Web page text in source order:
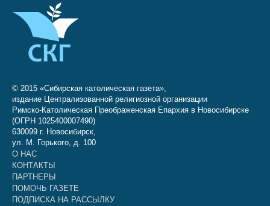
© 2015 «Сибирская католическая газета»,
издание Централизованной религиозной организации
Римско-Католическая Преображенская Епархия в Новосибирске
(ОГРН 1025400007490)
630099 г. Новосибирск,
ул. М. Горького, д. 100
О НАС
КОНТАКТЫ
ПАРТНЕРЫ
ПОМОЧЬ ГАЗЕТЕ
ПОДПИСКА НА РАССЫЛКУ